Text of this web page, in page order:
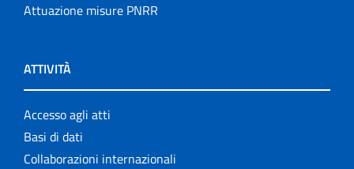
Attuazione misure PNRR
ATTIVITÀ
Accesso agli atti
Basi di dati
Collaborazioni internazionali